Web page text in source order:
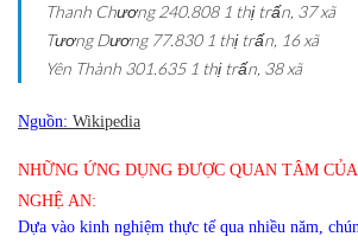
Thanh Chương 240.808 1 thị trấn, 37 xã
Tương Dương 77.830 1 thị trấn, 16 xã
Yên Thành 301.635 1 thị trấn, 38 xã
Nguồn: Wikipedia
NHỮNG ỨNG DỤNG ĐƯỢC QUAN TÂM
NGHỆ AN:
Dựa vào kinh nghiệm thực tế qua nhiều năm,